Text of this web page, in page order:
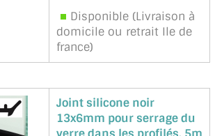
Disponible (Livraison à
domicile ou retrait Ile de
france)
Joint silicone noir
13x6mm pour serrage du